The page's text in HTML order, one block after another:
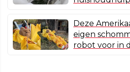
Deze
eigen
robot voor in